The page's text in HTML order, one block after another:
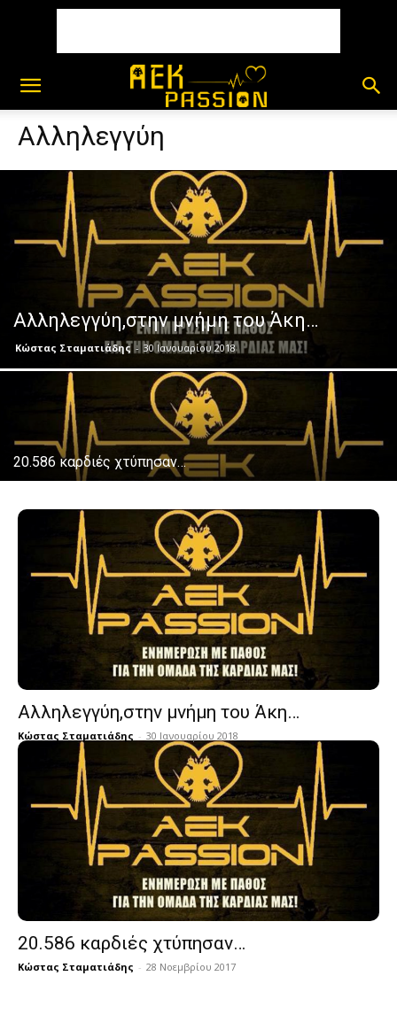
Αλληλεγγύη
Αλληλεγγύη,στην μνήμη του Άκη…
Κώστας Σταματιάδης - 30 Ιανουαρίου 2018
20.586 καρδιές χτύπησαν…
Αλληλεγγύη,στην μνήμη του Άκη…
Κώστας Σταματιάδης - 30 Ιανουαρίου 2018
20.586 καρδιές χτύπησαν…
Κώστας Σταματιάδης - 28 Νοεμβρίου 2017